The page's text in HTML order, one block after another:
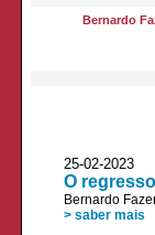
Bernardo
25-02-
O
Bernardo
> saber mais